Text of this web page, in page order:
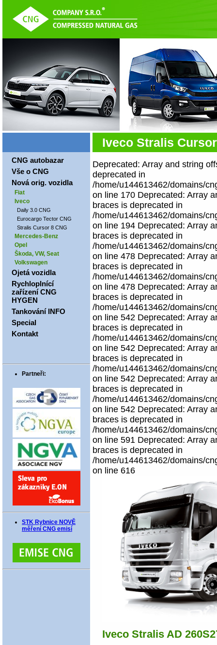
Iveco Stralis
Deprecated: Array and string
deprecated in
/home/u144613462/domains/
on line 170 Deprecated: Array
braces is deprecated in
/home/u144613462/domains/
on line 194 Deprecated: Array
braces is deprecated in
/home/u144613462/domains/
on line 478 Deprecated: Array
braces is deprecated in
/home/u144613462/domains/
on line 478 Deprecated: Array
braces is deprecated in
/home/u144613462/domains/
on line 542 Deprecated: Array
braces is deprecated in
/home/u144613462/domains/
on line 542 Deprecated: Array
braces is deprecated in
/home/u144613462/domains/
on line 542 Deprecated: Array
braces is deprecated in
/home/u144613462/domains/
on line 542 Deprecated: Array
braces is deprecated in
/home/u144613462/domains/
on line 591 Deprecated: Array
braces is deprecated in
/home/u144613462/domains/
on line 616
Iveco Stralis AD
CNG autobazar
Vše o CNG
Nová orig. vozidla
Fiat
Iveco
Daily 3.0 CNG
Eurocargo Tector CNG
Stralis Cursor 8 CNG
Mercedes-Benz
Opel
Škoda, VW, Seat
Volkswagen
Ojetá vozidla
Rychloplnící
zařízení CNG
HYGEN
Tankování INFO
Special
Kontakt
Partneři:
STK Rybnice NOVĚ
měření CNG emisí